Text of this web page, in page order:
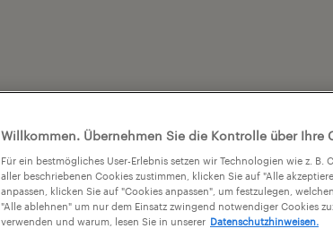
Willkommen. Übernehmen Sie die Kontrolle über Ihre
Für ein bestmögliches User-Erlebnis setzen wir Technologien wie z. B.
aller beschriebenen Cookies zustimmen, klicken Sie auf "Alle
anpassen, klicken Sie auf "Cookies anpassen", um festzulegen,
"Alle ablehnen" um nur dem Einsatz zwingend notwendiger Cookies
verwenden und warum, lesen Sie in unserer Datenschutzhinweisen.